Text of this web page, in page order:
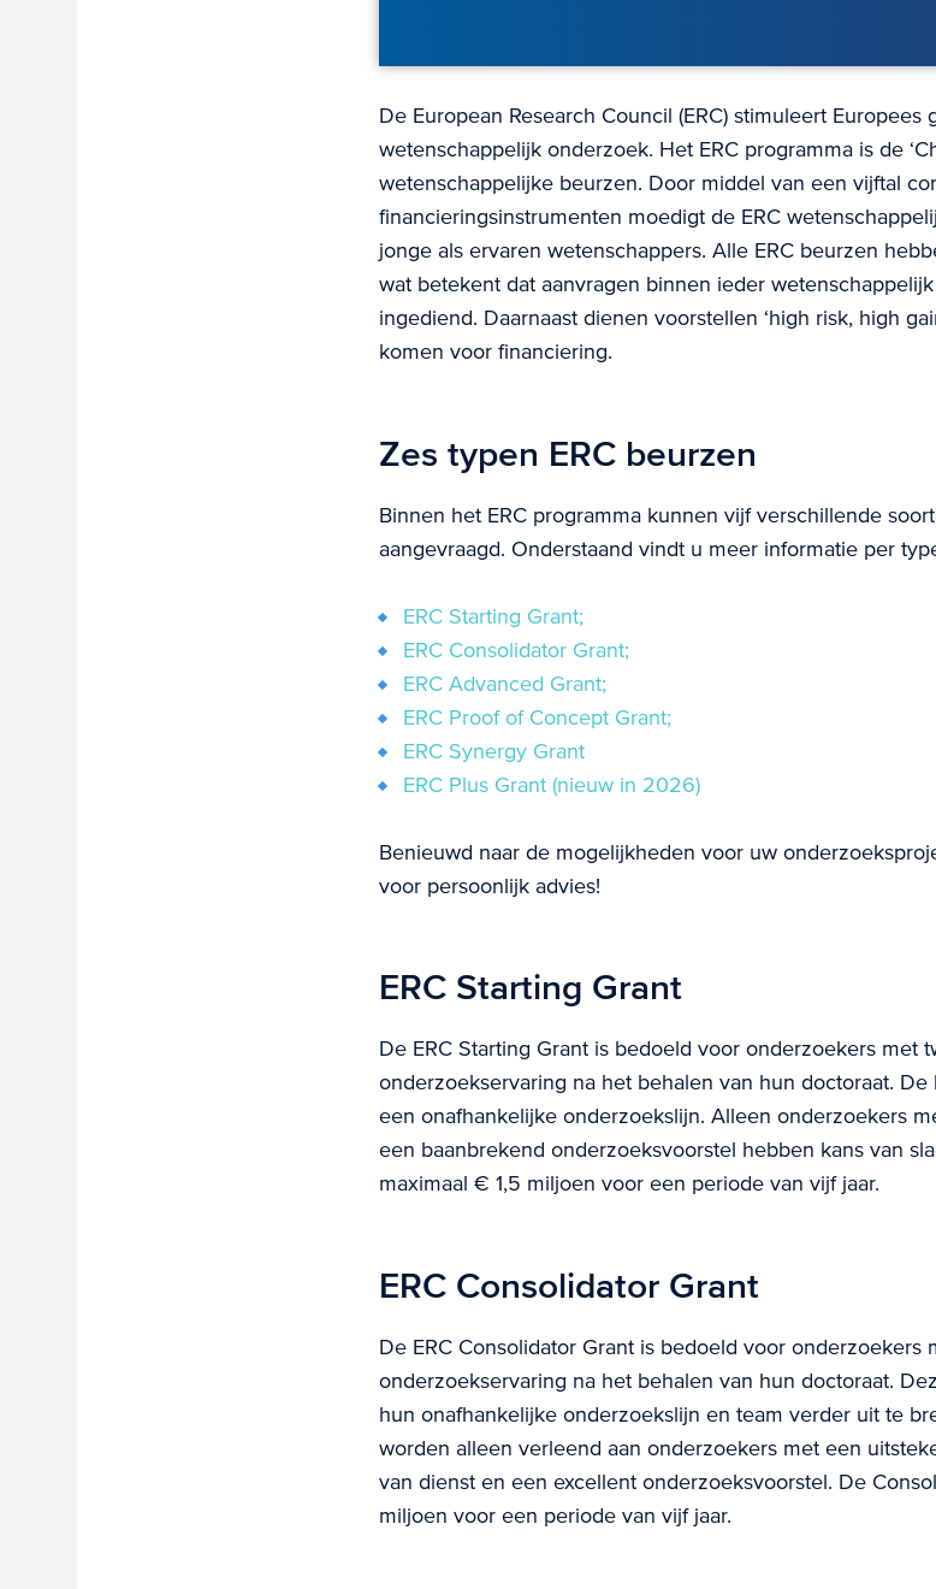
De European Research Council (ERC) stimuleert Europees
wetenschappelijk onderzoek. Het ERC programma is de
wetenschappelijke beurzen. Door middel van een vijftal
financieringsinstrumenten moedigt de ERC
jonge als ervaren wetenschappers. Alle ERC beurzen
wat betekent dat aanvragen binnen ieder
ingediend. Daarnaast dienen voorstellen ‘high risk, high
komen voor financiering.
Zes typen ERC beurzen
Binnen het ERC programma kunnen vijf verschillende
aangevraagd. Onderstaand vindt u meer informatie per
ERC Starting Grant;
ERC Consolidator Grant;
ERC Advanced Grant;
ERC Proof of Concept Grant;
ERC Synergy Grant
ERC Plus Grant (nieuw in 2026)
Benieuwd naar de mogelijkheden voor uw
voor persoonlijk advies!
ERC Starting Grant
De ERC Starting Grant is bedoeld voor onderzoekers met
onderzoekservaring na het behalen van hun doctoraat.
een onafhankelijke onderzoekslijn. Alleen onderzoekers
een baanbrekend onderzoeksvoorstel hebben kans van
maximaal € 1,5 miljoen voor een periode van vijf jaar.
ERC Consolidator Grant
De ERC Consolidator Grant is bedoeld voor onderzoekers
onderzoekservaring na het behalen van hun doctoraat.
hun onafhankelijke onderzoekslijn en team verder uit te
worden alleen verleend aan onderzoekers met een
van dienst en een excellent onderzoeksvoorstel. De
miljoen voor een periode van vijf jaar.